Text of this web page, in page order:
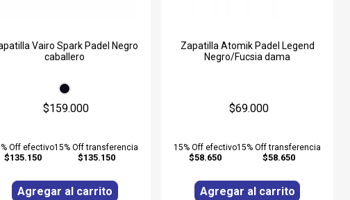
Vairo Spark Padel Negro
caballero
$159.000
Off efectivo
$135.150
15% Off transferencia
$135.150
Agregar al carrito
Zapatilla Atomik Padel Legend
Negro/Fucsia dama
$69.000
15% Off efectivo
$58.650
15% Off transferencia
$58.650
Agregar al carrito